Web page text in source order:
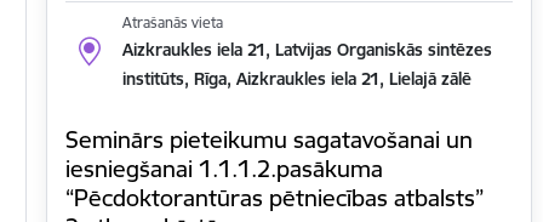
Atrašanās vieta
Aizkraukles iela 21, Latvijas Organiskās sintēzes
institūts, Rīga, Aizkraukles iela 21, Lielajā zālē
Seminārs pieteikumu sagatavošanai un
iesniegšanai 1.1.1.2.pasākuma
“Pēcdoktorantūras pētniecības atbalsts”